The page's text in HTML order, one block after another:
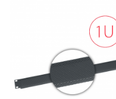
VTF1
Ouverture à 25%